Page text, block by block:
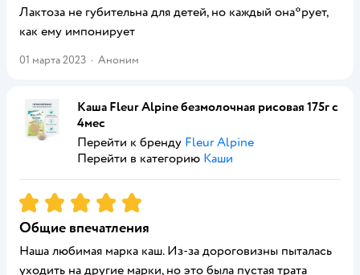
Лактоза не губительна для детей, но каждый она*рует,
как ему импонирует
01 марта 2023 · Аноним
Каша Fleur Alpine безмолочная рисовая 175г с
4мес
Перейти к бренду Fleur Alpine
Перейти в категорию Каши
Рейтинг:5
Общие впечатления
Наша любимая марка каш. Из-за дороговизны пыталась
уходить на другие марки, но это была пустая трата